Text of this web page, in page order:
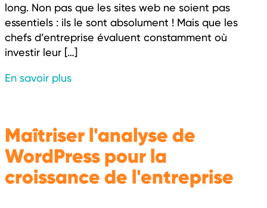
long. Non pas que les sites web ne soient pas
essentiels : ils le sont absolument ! Mais que les
chefs d’entreprise évaluent constamment où
investir leur […]
En savoir plus
Maîtriser l'analyse de
WordPress pour la
croissance de l'entreprise